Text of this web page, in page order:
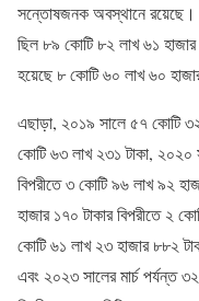
সন্তোষজনক অবস্থানে রয়েছে।
ছিল ৮৯ কোটি ৮২ লাখ ৬১ হাজার
হয়েছে ৮ কোটি ৬০ লাখ ৬০
এছাড়া, ২০১৯ সালে ৫৭ কোটি ৩২
কোটি ৬৩ লাখ ২৩১ টাকা, ২০২০
বিপরীতে ৩ কোটি ৯৬ লাখ ৯২
হাজার ১৭০ টাকার বিপরীতে ২
কোটি ৬১ লাখ ২৩ হাজার ৮৮২
এবং ২০২৩ সালের মার্চ পর্যন্ত